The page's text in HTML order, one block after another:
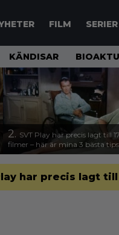
FILM SERIER
KÄNDISAR
2. SVT Play har precis lagt till
filmer – här är mina 3 bästa tips
har precis lagt